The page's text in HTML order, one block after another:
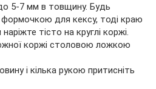
5-7 мм в товщину. Будь
для кексу, тоді краю
тісто на круглі коржі.
коржі столовою ложкою
і кілька рукою притисніть